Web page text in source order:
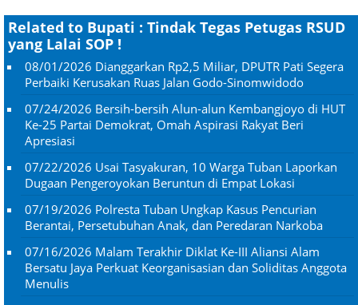
Related to Bupati : Tindak Tegas Petugas RSUD
yang Lalai SOP !
08/01/2026 Dianggarkan Rp2,5 Miliar, DPUTR Pati Segera
Perbaiki Kerusakan Ruas Jalan Godo-Sinomwidodo
07/24/2026 Bersih-bersih Alun-alun Kembangjoyo di HUT
Ke-25 Partai Demokrat, Omah Aspirasi Rakyat Beri
Apresiasi
07/22/2026 Usai Tasyakuran, 10 Warga Tuban Laporkan
Dugaan Pengeroyokan Beruntun di Empat Lokasi
07/19/2026 Polresta Tuban Ungkap Kasus Pencurian
Berantai, Persetubuhan Anak, dan Peredaran Narkoba
07/16/2026 Malam Terakhir Diklat Ke-III Aliansi Alam
Bersatu Jaya Perkuat Keorganisasian dan Soliditas Anggota
Menulis